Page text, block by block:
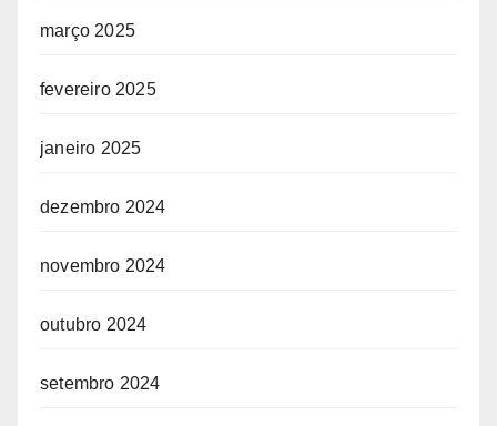
março 2025
fevereiro 2025
janeiro 2025
dezembro 2024
novembro 2024
outubro 2024
setembro 2024